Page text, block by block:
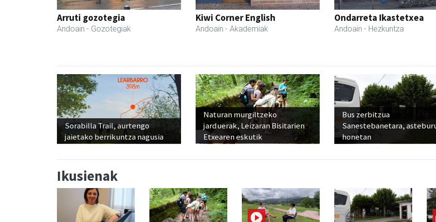
Arruti gozotegia
Andoain - Gozotegiak
Kiwi Corner English
Andoain - Akademiak
Ondarreta Ikastetxea
Andoain - Hezkuntza
Sorabilla Trail, aurtengo
jaietako berrikuntza nagusia
Naturan murgiltzeko
jarduerak, Leizaran Bisitarien
Etxearen eskutik
Bus zerbitzua
Sanestebanetara,
honetan
Ikusienak